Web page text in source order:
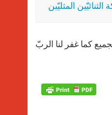
المثليّين
كما غفر لنا الربّ